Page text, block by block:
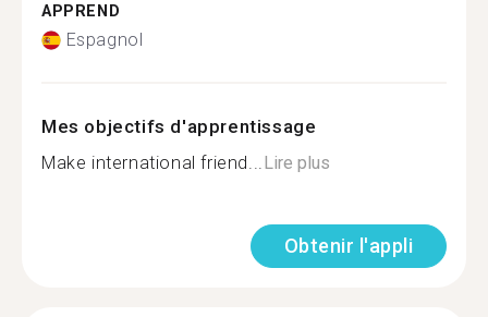
APPREND
Espagnol
Mes objectifs d'apprentissage
Make international friend...Lire plus
Obtenir l'appli